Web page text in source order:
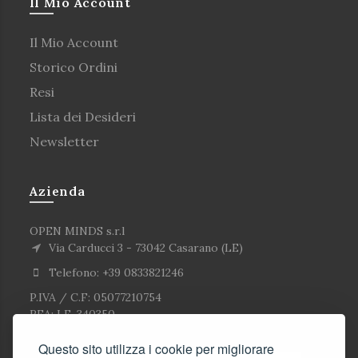
Questo sito utilizza i cookie per migliorare
Il Mio Account
Storico Ordini
Resi
Lista dei Desideri
Newsletter
Azienda
OPEN MINDS s.r.l
Via Carducci 3 - 73042 Casarano (LE)
Telefono: +39 0833821246
P.IVA / C.F: 05077210754
REA: LE-340350